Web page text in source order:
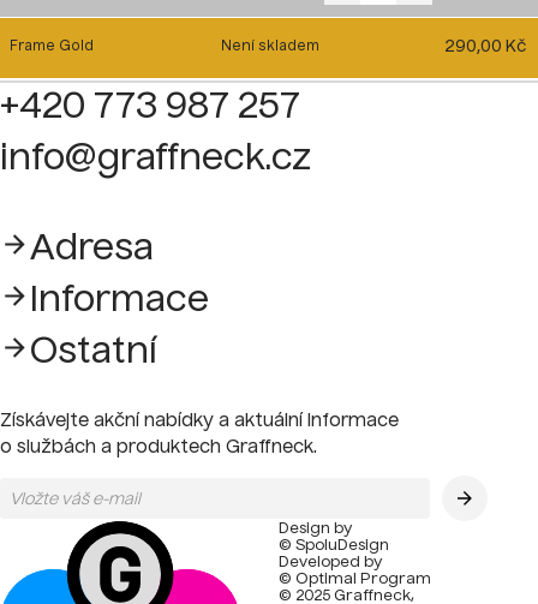
Frame Gold Není skladem 290,00 Kč
+420 773 987 257
info@graffneck.cz
Adresa
Informace
Ostatní
Získávejte akční nabídky a aktuální informace
o službách a produktech Graffneck.
Design by
© SpoluDesign
Developed by
© Optimal Program
© 2025 Graffneck,